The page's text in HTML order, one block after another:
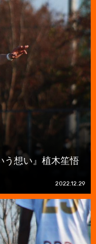
う想い』植木笙悟
2022.12.29